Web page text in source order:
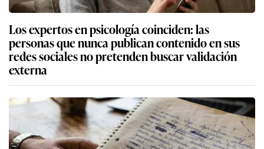
Los expertos en psicología coinciden: las
personas que nunca publican contenido en sus
redes sociales no pretenden buscar validación
externa